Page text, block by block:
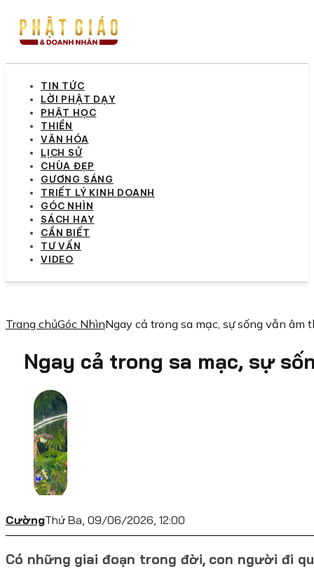
TIN TỨC
LỜI PHẬT DẠY
PHẬT HỌC
THIỀN
VĂN HÓA
LỊCH SỬ
CHÙA ĐẸP
GƯƠNG SÁNG
TRIẾT LÝ KINH DOANH
GÓC NHÌN
SÁCH HAY
CẦN BIẾT
TƯ VẤN
VIDEO
Trang chủGóc NhìnNgay cả trong sa mạc, sự sống vẫn âm
Ngay cả trong sa mạc, sự
CườngThứ Ba, 09/06/2026, 12:00
Có những giai đoạn trong đời, con người đi